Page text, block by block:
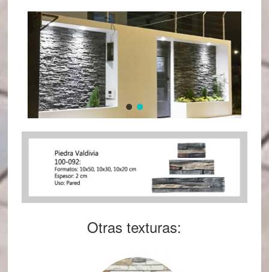
Otras texturas: